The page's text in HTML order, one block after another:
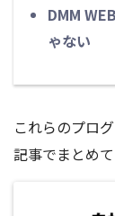
DMM
ゃない
これらのプロ
記事でまとめて